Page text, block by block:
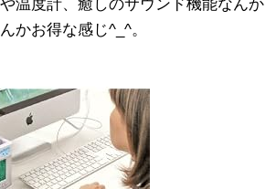
温度計、癒しのサウンド機能なんか
かお得な感じ^_^。